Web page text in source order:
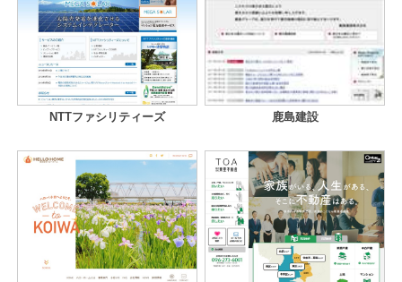
NTTファシリティーズ 鹿島建設